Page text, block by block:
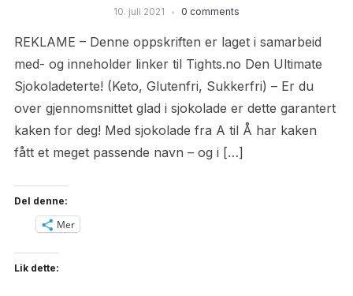
10. juli 2021 0 comments
REKLAME – Denne oppskriften er laget i samarbeid
med- og inneholder linker til Tights.no Den Ultimate
Sjokoladeterte! (Keto, Glutenfri, Sukkerfri) – Er du
over gjennomsnittet glad i sjokolade er dette garantert
kaken for deg! Med sjokolade fra A til Å har kaken
fått et meget passende navn – og i […]
Del denne:
Mer
Lik dette: